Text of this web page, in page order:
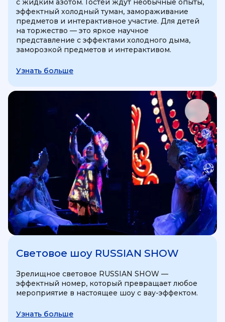
с жидким азотом. Гостей ждут необычные опыты,
эффектный холодный туман, замораживание
предметов и интерактивное участие. Для детей
на торжество — это яркое научное
представление с эффектами холодного дыма,
заморозкой предметов и интерактивом.
Узнать больше
Световое шоу RUSSIAN SHOW
Зрелищное световое RUSSIAN SHOW —
эффектный номер, который превращает любое
мероприятие в настоящее шоу с вау-эффектом.
Узнать больше